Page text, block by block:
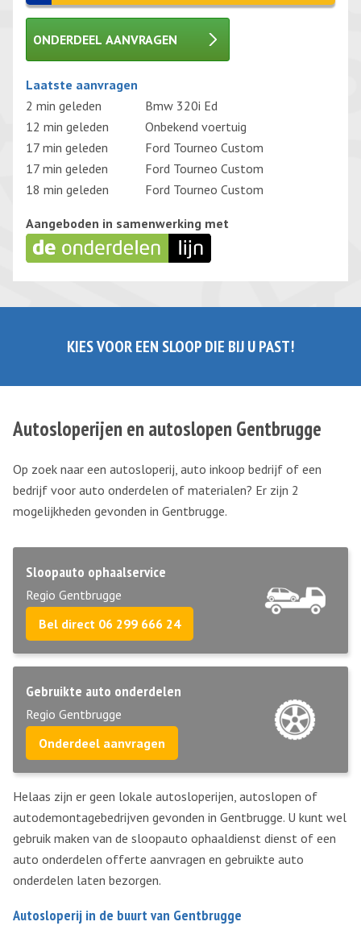
ONDERDEEL AANVRAGEN
Gelieve dit veld leeg te laten.
Laatste aanvragen
2 min geleden
Bmw 320i Ed
12 min geleden
Onbekend voertuig
17 min geleden
Ford Tourneo Custom
17 min geleden
Ford Tourneo Custom
18 min geleden
Ford Tourneo Custom
Aangeboden in samenwerking met
KIES VOOR EEN SLOOP DIE BIJ U PAST!
Autosloperijen en autoslopen Gentbrugge
Op zoek naar een autosloperij, auto inkoop bedrijf of een
bedrijf voor auto onderdelen of materialen? Er zijn 2
mogelijkheden gevonden in Gentbrugge.
Sloopauto ophaalservice
Regio Gentbrugge
Bel direct 06 299 666 24
Gebruikte auto onderdelen
Regio Gentbrugge
Onderdeel aanvragen
Helaas zijn er geen lokale autosloperijen, autoslopen of
autodemontagebedrijven gevonden in Gentbrugge. U kunt wel
gebruik maken van de sloopauto ophaaldienst dienst of een
auto onderdelen offerte aanvragen en gebruikte auto
onderdelen laten bezorgen.
Autosloperij in de buurt van Gentbrugge